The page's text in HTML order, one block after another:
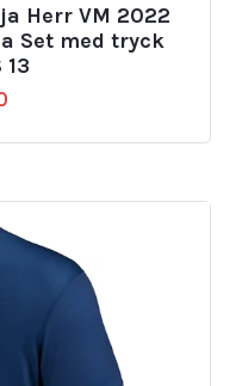
Herr VM 2022
Set med tryck
13